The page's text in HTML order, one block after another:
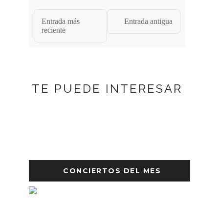
Entrada más
reciente
Entrada antigua
TE PUEDE INTERESAR
CONCIERTOS DEL MES